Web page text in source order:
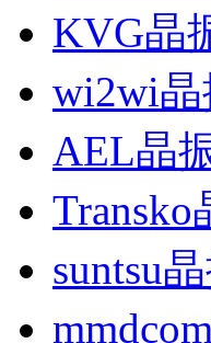
KVG晶
wi2wi晶
AEL晶
Transko
suntsu